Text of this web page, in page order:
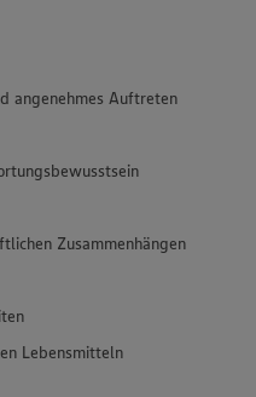
angenehmes Auftreten
Zusammenhängen
Lebensmitteln